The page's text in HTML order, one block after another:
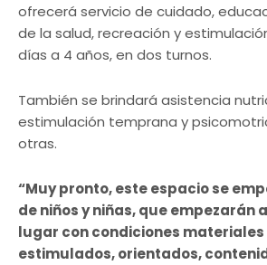
ofrecerá servicio de cuidado,
de la salud, recreación y
días a 4 años, en dos turnos.
También se brindará asistencia
estimulación temprana y
otras.
“Muy pronto, este espacio se
de niños y niñas, que empezarán
lugar con condiciones
estimulados, orientados,